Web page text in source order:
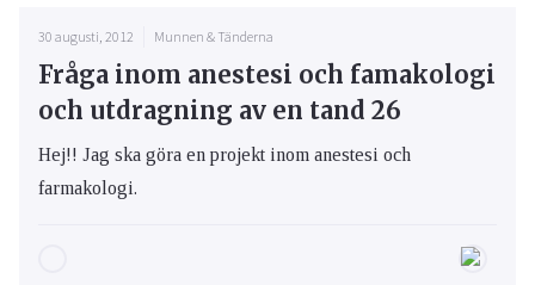
30 augusti, 2012 Munnen & Tänderna
Fråga inom anestesi och famakologi
och utdragning av en tand 26
Hej!! Jag ska göra en projekt inom anestesi och
farmakologi.